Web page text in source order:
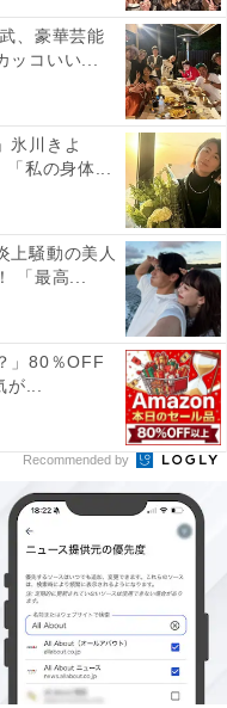
、豪華芸能
ッコいい...
氷川きよ
「私の身体...
上騒動の美人
「最高...
」80％OFF
が...
Recommended by